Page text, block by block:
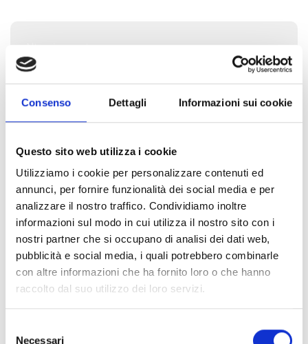
Consenso Dettagli Informazioni sui cookie
Questo sito web utilizza i cookie
Utilizziamo i cookie per personalizzare contenuti ed
annunci, per fornire funzionalità dei social media e per
analizzare il nostro traffico. Condividiamo inoltre
informazioni sul modo in cui utilizza il nostro sito con i
nostri partner che si occupano di analisi dei dati web,
pubblicità e social media, i quali potrebbero combinarle
con altre informazioni che ha fornito loro o che hanno
raccolto dal suo utilizzo dei loro servizi.
Necessari
Altro importo
I tuoi dati
Nome*